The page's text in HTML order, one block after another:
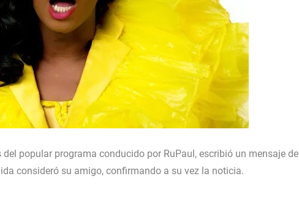
popular programa conducido por RuPaul, escribió un mensaje de
consideró su amigo, confirmando a su vez la noticia.